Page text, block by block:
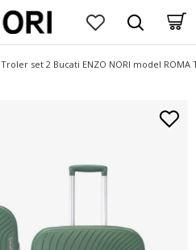
Troler set 2 Bucati ENZO NORI model